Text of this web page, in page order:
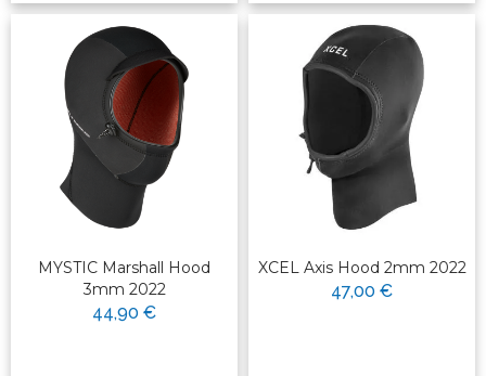
MYSTIC Marshall Hood
3mm 2022
44,90 €
XCEL Axis Hood 2mm 2022
47,00 €